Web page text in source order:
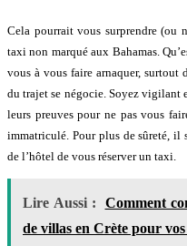
Cela pourrait vous surprendre (ou
taxi non marqué aux Bahamas.
vous à vous faire arnaquer, surtout
du trajet se négocie. Soyez vigilant
leurs preuves pour ne pas vous
immatriculé. Pour plus de sûreté, il
de l’hôtel de vous réserver un taxi.
Lire Aussi :
Comment
de villas en Crète pour vos